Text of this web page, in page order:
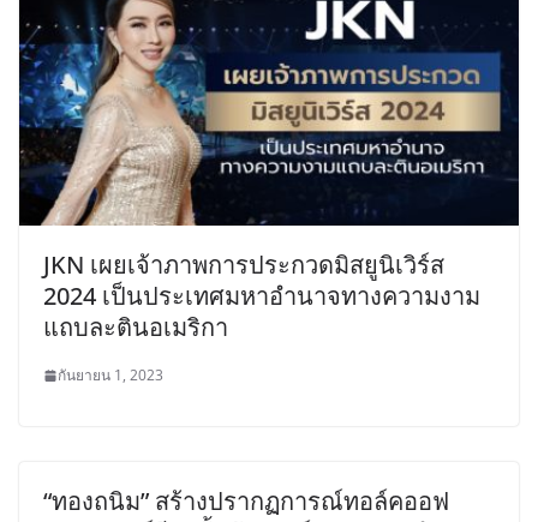
JKN เผยเจ้าภาพการประกวดมิสยูนิเวิร์ส
2024 เป็นประเทศมหาอำนาจทางความงาม
แถบละตินอเมริกา
กันยายน 1, 2023
“ทองถนิม” สร้างปรากฏการณ์ทอล์คออฟ